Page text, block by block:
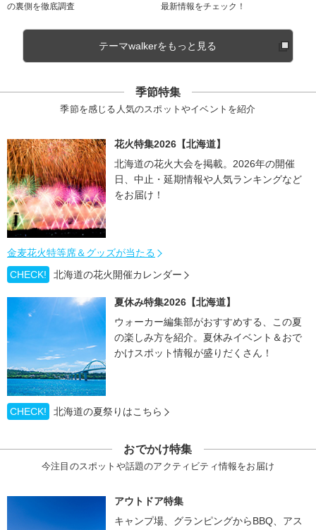
の裏側を徹底調査
最新情報をチェック！
テーマwalkerをもっと見る
季節特集
季節を感じる人気のスポットやイベントを紹介
花火特集2026【北海道】
北海道の花火大会を掲載。2026年の開催
日、中止・延期情報や人気ランキングなど
をお届け！
金麦花火特等席＆グッズが当たる
CHECK!
北海道の花火開催カレンダー
夏休み特集2026【北海道】
ウォーカー編集部がおすすめする、この夏
の楽しみ方を紹介。夏休みイベント＆おで
かけスポット情報が盛りだくさん！
CHECK! 北海道の夏祭りはこちら
おでかけ特集
今注目のスポットや話題のアクティビティ情報をお届け
アウトドア特集
キャンプ場、グランピングからBBQ、アス